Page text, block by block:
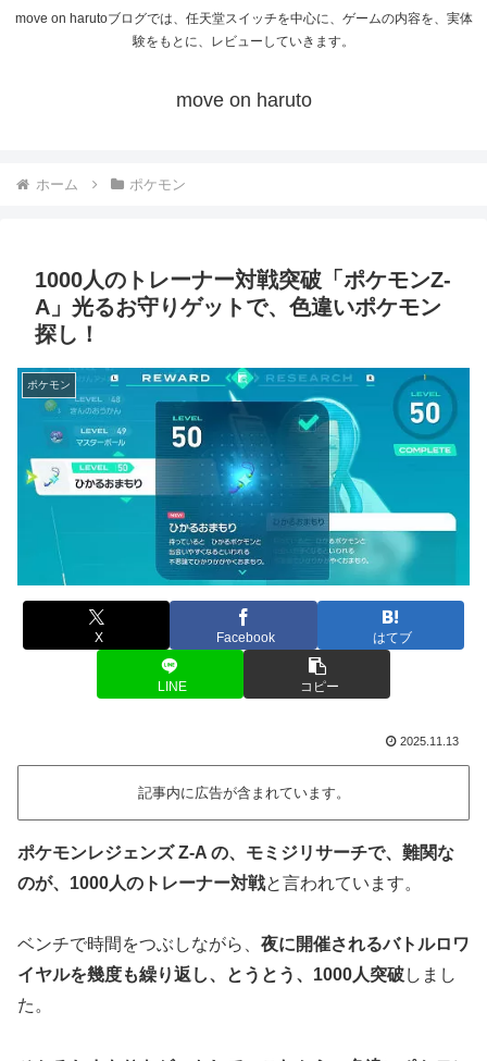
move on harutoブログでは、任天堂スイッチを中心に、ゲームの内容を、実体
験をもとに、レビューしていきます。
move on haruto
ホーム ポケモン
1000人のトレーナー対戦突破「ポケモンZ-
A」光るお守りゲットで、色違いポケモン
探し！
ポケモン
X Facebook はてブ
LINE コピー
2025.11.13
記事内に広告が含まれています。
ポケモンレジェンズ Z-A の、モミジリサーチで、難関な
のが、1000人のトレーナー対戦と言われています。
ベンチで時間をつぶしながら、 夜に開催されるバトルロワ
イヤルを幾度も繰り返し、とうとう、1000人突破しまし
た。